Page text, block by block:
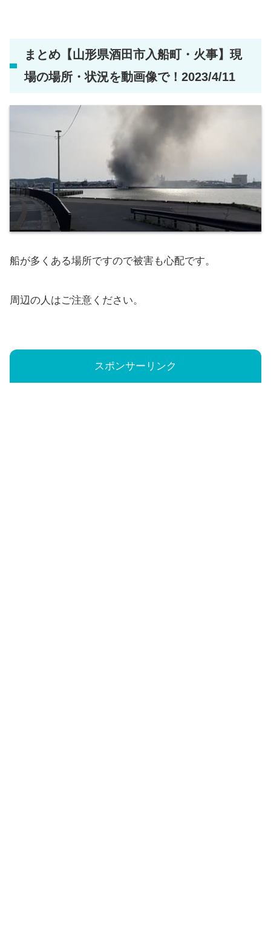
まとめ【山形県酒田市入船町・火事】現
場の場所・状況を動画像で！2023/4/11
船が多くある場所ですので被害も心配です。
周辺の人はご注意ください。
スポンサーリンク